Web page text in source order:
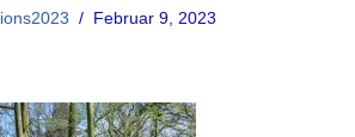
Lions2023 Februar 9, 2023